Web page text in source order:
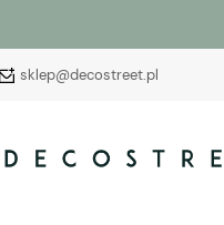
sklep@decostreet.pl